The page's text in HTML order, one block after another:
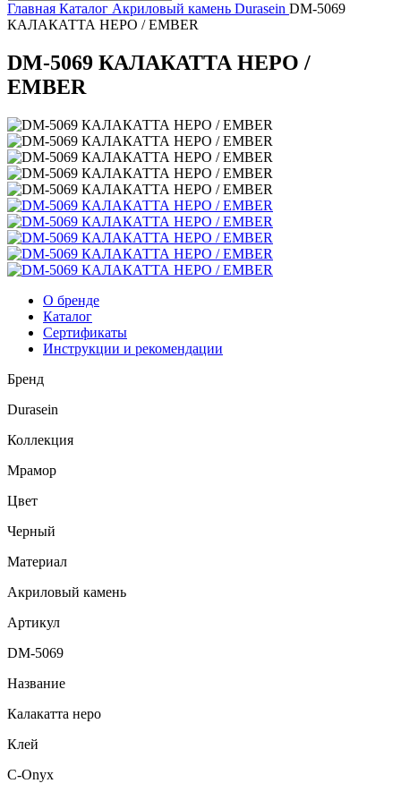
Главная Каталог Акриловый камень Durasein DM-5069
КАЛАКАТТА НЕРО / EMBER
DM-5069 КАЛАКАТТА НЕРО /
EMBER
О бренде
Каталог
Сертификаты
Инструкции и рекомендации
Бренд
Durasein
Коллекция
Мрамор
Цвет
Черный
Материал
Акриловый камень
Артикул
DM-5069
Название
Калакатта неро
Клей
C-Onyx